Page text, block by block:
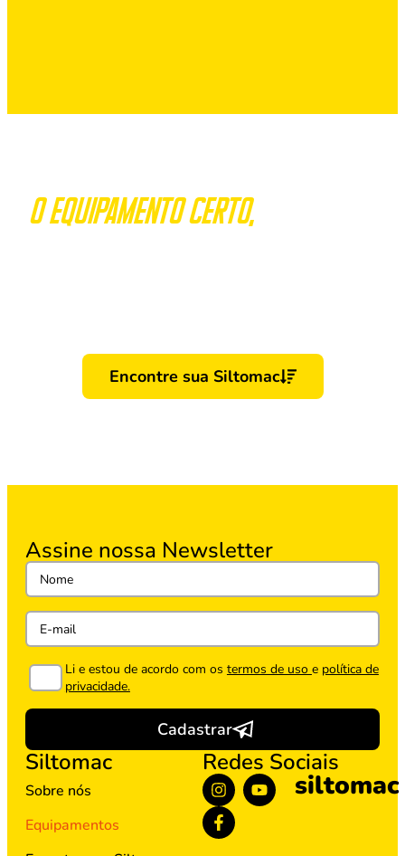
O Equipamento certo,
Encontre sua Siltomac
Assine nossa Newsletter
Li e estou de acordo com os termos de uso e política de
privacidade.
Cadastrar
Siltomac
Sobre nós
Equipamentos
Redes Sociais
siltomac